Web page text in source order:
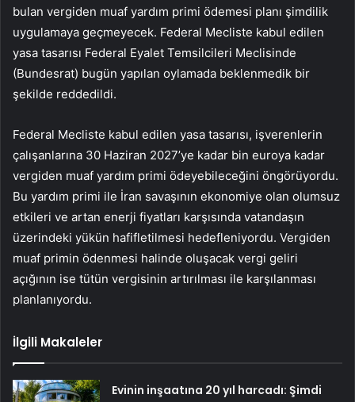
bulan vergiden muaf yardım primi ödemesi planı şimdilik
uygulamaya geçmeyecek. Federal Mecliste kabul edilen
yasa tasarısı Federal Eyalet Temsilcileri Meclisinde
(Bundesrat) bugün yapılan oylamada beklenmedik bir
şekilde reddedildi.
Federal Mecliste kabul edilen yasa tasarısı, işverenlerin
çalışanlarına 30 Haziran 2027’ye kadar bin euroya kadar
vergiden muaf yardım primi ödeyebileceğini öngörüyordu.
Bu yardım primi ile İran savaşının ekonomiye olan olumsuz
etkileri ve artan enerji fiyatları karşısında vatandaşın
üzerindeki yükün hafifletilmesi hedefleniyordu. Vergiden
muaf primin ödenmesi halinde oluşacak vergi geliri
açığının ise tütün vergisinin artırılması ile karşılanması
planlanıyordu.
İlgili Makaleler
Evinin inşaatına 20 yıl harcadı: Şimdi